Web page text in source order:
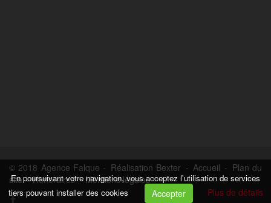
© 2018 Agence Falque - Réalisation Bexter - Accueil - Plan du
site-Honoraires- Mentions légales
En poursuivant votre navigation, vous acceptez l'utilisation de services
tiers pouvant installer des cookies
Accepter Plus de détails